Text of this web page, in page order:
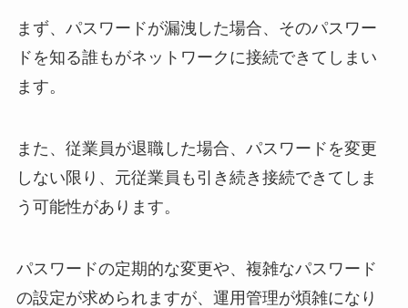
まず、パスワードが漏洩した場合、そのパスワー
ドを知る誰もがネットワークに接続できてしまい
ます。
また、従業員が退職した場合、パスワードを変更
しない限り、元従業員も引き続き接続できてしま
う可能性があります。
パスワードの定期的な変更や、複雑なパスワード
の設定が求められますが、運用管理が煩雑になり